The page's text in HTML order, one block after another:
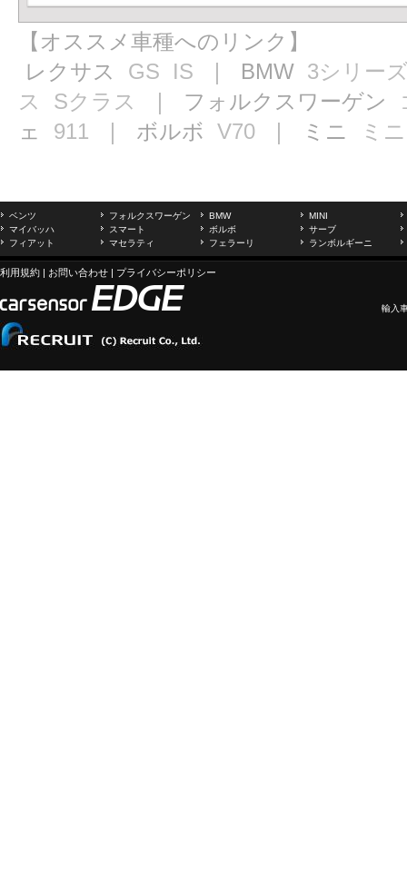
【オススメ車種へのリンク】
レクサス GS IS ｜ BMW 3シリー
ス
Sクラス ｜ フォルクスワーゲン
ェ 911 ｜ ボルボ V70 ｜ ミニ ミニ
ベンツ フォルクスワーゲン BMW
MINI
マイバッハ
スマート ボルボ
サーブ
フィアット
マセラティ フェラーリ ランボルギーニ
利用規約 | お問い合わせ | プライバシーポリシー
輸入